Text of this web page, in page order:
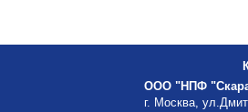
ООО "НПФ
г. Москва,